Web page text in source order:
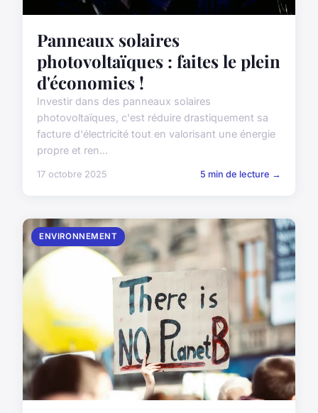
Panneaux solaires
photovoltaïques : faites le plein
d'économies !
Investir dans des panneaux solaires
photovoltaïques, c'est réduire drastiquement sa
facture d'électricité tout en valorisant une énergie
propre et ren...
17 octobre 2025 5 min de lecture →
ENVIRONNEMENT